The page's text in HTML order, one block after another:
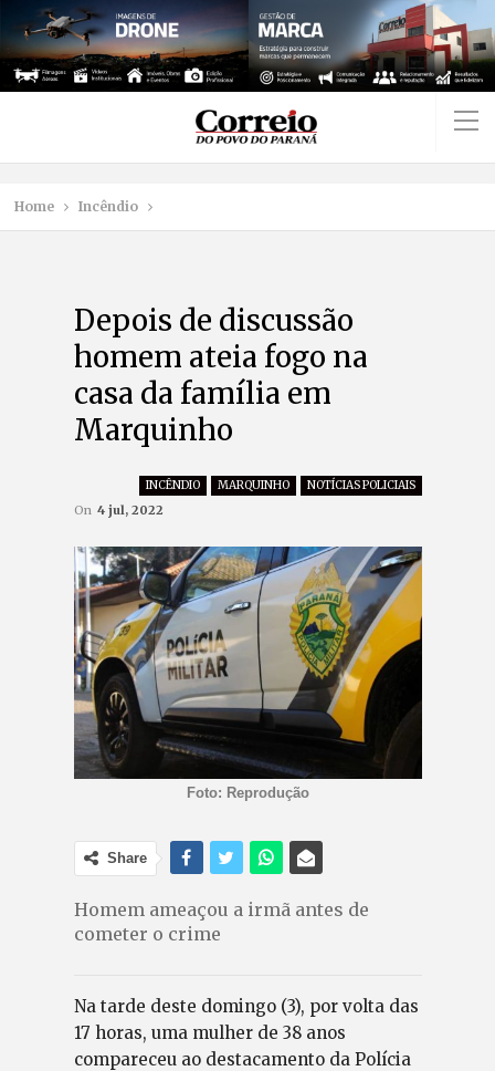
Home Incêndio
Depois de discussão
homem ateia fogo na
casa da família em
Marquinho
INCÊNDIO MARQUINHO NOTÍCIAS POLICIAIS
On 4 jul, 2022
Foto: Reprodução
Share
Homem ameaçou a irmã antes de
cometer o crime
Na tarde deste domingo (3), por volta das
17 horas, uma mulher de 38 anos
compareceu ao destacamento da Polícia